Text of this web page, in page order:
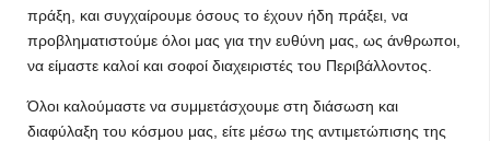
πράξη, και συγχαίρουμε όσους το έχουν ήδη πράξει, να
προβληματιστούμε όλοι μας για την ευθύνη μας, ως άνθρωποι,
να είμαστε καλοί και σοφοί διαχειριστές του Περιβάλλοντος.
Όλοι καλούμαστε να συμμετάσχουμε στη διάσωση και
διαφύλαξη του κόσμου μας, είτε μέσω της αντιμετώπισης της